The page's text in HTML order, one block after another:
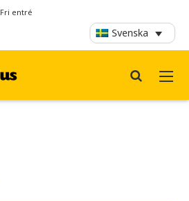
Fri entré
Svenska